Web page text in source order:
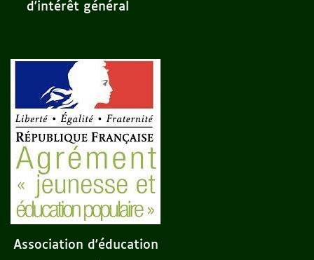
d'intérêt général
Association d'éducation